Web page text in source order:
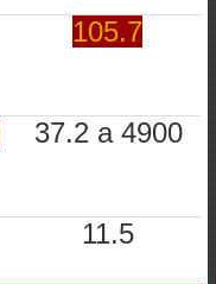
105.7
37.2 a 4900
11.5